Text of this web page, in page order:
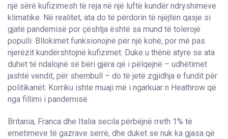
një sërë kufizimesh të reja në një luftë kundër ndryshimeve
klimatike. Në realitet, ata do të përdorin të njëjtën qasje si
gjatë pandemisë por çështja është sa mund të tolerojë
populli. Bllokimet funksionojnë për një kohë, por më pas
njerëzit kundërshtojnë kufizimet. Duke u thënë atyre se ata
duhet të ndalojnë së bëri gjëra që i pëlqejnë – udhëtimet
jashtë vendit, për shembull – do të jetë zgjidhja e fundit për
politikanët. Korriku ishte muaji më i ngarkuar n Heathrow që
nga fillimi i pandemisë.
Britania, Franca dhe Italia secila përbëjnë rreth 1% të
emetimeve të gazrave serrë, dhe duket se nuk ka gjasa që